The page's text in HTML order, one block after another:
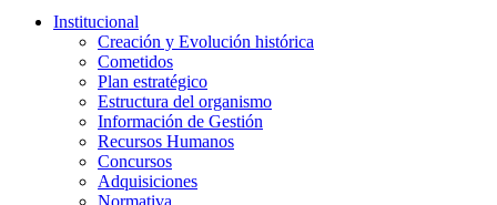
Institucional
Creación y Evolución histórica
Cometidos
Plan estratégico
Estructura del organismo
Información de Gestión
Recursos Humanos
Concursos
Adquisiciones
Normativa